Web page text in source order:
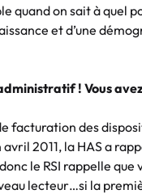
quand on sait à quel
et d’une
! Vous
facturation des
avril 2011, la HAS a
le RSI rappelle que
lecteur…si la